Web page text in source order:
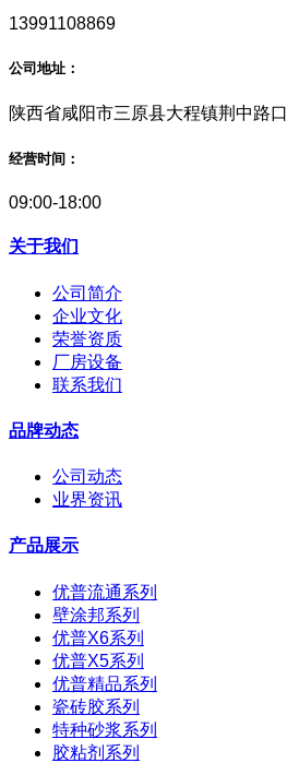
13991108869
公司地址：
陕西省咸阳市三原县大程镇荆中路口
经营时间：
09:00-18:00
关于我们
公司简介
企业文化
荣誉资质
厂房设备
联系我们
品牌动态
公司动态
业界资讯
产品展示
优普流通系列
壁涂邦系列
优普X6系列
优普X5系列
优普精品系列
瓷砖胶系列
特种砂浆系列
胶粘剂系列